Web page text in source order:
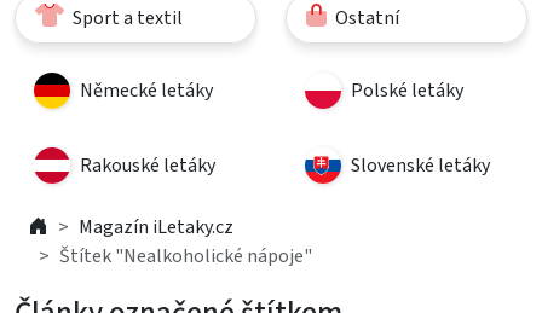
Sport a textil Ostatní
Německé letáky Polské letáky
Rakouské letáky Slovenské letáky
Magazín iLetaky.cz
Štítek "Nealkoholické nápoje"